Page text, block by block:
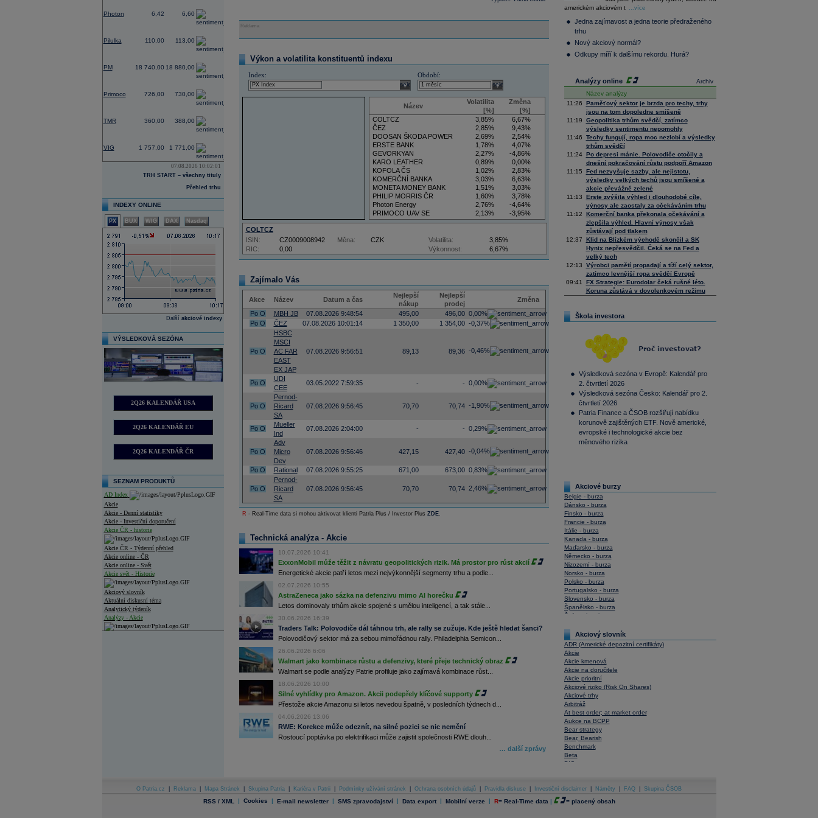
Photon 6,42 6,60
Pilulka 110,00 113,00
PM 18 740,00 18 880,00
Primoco 726,00 730,00
TMR 360,00 388,00
VIG 1 757,00 1 771,00
07.08.2026 10:02:01
TRH START – všechny tituly
Přehled trhu
INDEXY ONLINE
PX BUX WIG DAX Nasdaq
Další akciové indexy
VÝSLEDKOVÁ SEZÓNA
2Q26 KALENDÁŘ USA
2Q26 KALENDÁŘ EU
2Q26 KALENDÁŘ ČR
SEZNAM PRODUKTŮ
AD Index
Akcie
Akcie - Denní statistiky
Akcie - Investiční doporučení
Akcie ČR - historie
Akcie ČR - Týdenní přehled
Akcie online - ČR
Akcie online - Svět
Akcie svět - Historie
Akciový slovník
Aktuální diskusní téma
Analytický týdeník
Analýzy - Akcie
Archiv - Měnová politika
Reklama
Výkon a volatilita konstituentů indexu
Index:
select
Období:
select
Název
Volatilita
[%]
Změna
[%]
COLTCZ
3,85%
6,67%
ČEZ
2,85%
9,43%
DOOSAN ŠKODA POWER
2,69%
2,54%
ERSTE BANK
1,78%
4,07%
GEVORKYAN
2,27%
-4,86%
KARO LEATHER
0,89%
0,00%
KOFOLA ČS
1,02%
2,83%
KOMERČNÍ BANKA
3,03%
6,63%
MONETA MONEY BANK
1,51%
3,03%
PHILIP MORRIS ČR
1,60%
3,78%
Photon Energy
2,76%
-4,64%
PRIMOCO UAV SE
2,13%
-3,95%
VIG
3,50%
5,88%
COLTCZ
RIC: 0,00
ISIN: CZ0009008942 Měna: CZK Volatilita:
3,85%
Výkonnost:
6,67%
Zajímalo Vás
Akce Název Datum a čas
Nejlepší
nákup
Nejlepší
prodej
Změna
Po O MBH JB 07.08.2026 9:48:54 495,00 496,00 0,00%
Po O ČEZ 07.08.2026 10:01:14 1 350,00 1 354,00 -0,37%
Po O
HSBC
MSCI
AC FAR
EAST
EX JAP
07.08.2026 9:56:51 89,13 89,36 -0,46%
Po O
UDI
CEE
03.05.2022 7:59:35 - - 0,00%
Po O
Pernod-
Ricard
SA
07.08.2026 9:56:45 70,70 70,74 -1,90%
Po O
Mueller
Ind
07.08.2026 2:04:00 - - 0,29%
Po O
Adv
Micro
Dev
07.08.2026 9:56:46 427,15 427,40 -0,04%
Po O Rational 07.08.2026 9:55:25 671,00 673,00 0,83%
Po O
Pernod-
Ricard
SA
07.08.2026 9:56:45 70,70 70,74 2,46%
R - Real-Time data si mohou aktivovat klienti Patria Plus / Investor Plus ZDE.
Technická analýza - Akcie
10.07.2026 10:41
ExxonMobil může těžit z návratu geopolitických rizik. Má prostor pro růst akcií
Energetické akcie patří letos mezi nejvýkonnější segmenty trhu a podle...
02.07.2026 10:55
AstraZeneca jako sázka na defenzivu mimo AI horečku
Letos dominovaly trhům akcie spojené s umělou inteligencí, a tak stále...
30.06.2026 16:39
Traders Talk: Polovodiče dál táhnou trh, ale rally se zužuje. Kde ještě hledat šanci?
Polovodičový sektor má za sebou mimořádnou rally. Philadelphia Semicon...
26.06.2026 6:06
Walmart jako kombinace růstu a defenzivy, které přeje technický obraz
Walmart se podle analýzy Patrie profiluje jako zajímavá kombinace růst...
18.06.2026 10:00
Silné vyhlídky pro Amazon. Akcii podepřely klíčové supporty
Přestože akcie Amazonu si letos nevedou špatně, v posledních týdnech d...
04.06.2026 13:06
RWE: Korekce může odeznít, na silné pozici se nic nemění
Rostoucí poptávka po elektrifikaci může zajistit společnosti RWE dlouh...
… další zprávy
Composite
36 128,57 -0,05
XETRA
Tecdax
Performance
index
americkém akciovém t
...více
Jedna zajímavost a jedna teorie předraženého
trhu
Nový akciový normál?
Odkupy míří k dalšímu rekordu. Hurá?
Archiv
Analýzy online
Název analýzy
11:26
Paměťový sektor je brzda pro techy, trhy
jsou na tom dopoledne smíšeně
11:19
Geopolitika trhům svědčí, zatímco
výsledky sentimentu nepomohly
11:46
Techy fungují, ropa moc nezlobí a výsledky
trhům svědčí
11:24
Po depresi mánie. Polovodiče otočily a
dnešní pokračování růstu podpoří Amazon
11:15
Fed nezvyšuje sazby, ale nejistotu,
výsledky velkých techů jsou smíšené a
akcie převážně zelené
11:13
Erste zvýšila výhled i dlouhodobé cíle,
výnosy ale zaostaly za očekáváním trhu
11:12
Komerční banka překonala očekávání a
zlepšila výhled. Hlavní výnosy však
zůstávají pod tlakem
12:37
Klid na Blízkém východě skončil a SK
Hynix nepřesvědčil. Čeká se na Fed a
velký tech
12:13
Výrobci pamětí propadají a tíží celý sektor,
zatímco levnější ropa svědčí Evropě
09:41
FX Strategie: Eurodolar čeká rušné léto.
Koruna zůstává v dovolenkovém režimu
Škola investora
Výsledková sezóna v Evropě: Kalendář pro
2. čtvrtletí 2026
Výsledková sezóna Česko: Kalendář pro 2.
čtvrtletí 2026
Patria Finance a ČSOB rozšiřují nabídku
korunově zajištěných ETF. Nově americké,
evropské i technologické akcie bez
měnového rizika
Akciové burzy
Belgie - burza
Dánsko - burza
Finsko - burza
Francie - burza
Itálie - burza
Kanada - burza
Maďarsko - burza
Německo - burza
Nizozemí - burza
Norsko - burza
Polsko - burza
Portugalsko - burza
Slovensko - burza
Španělsko - burza
Švýcarsko - burza
Akciový slovník
ADR (Americké depozitní certifikáty)
Akcie
Akcie kmenová
Akcie na doručitele
Akcie prioritní
Akciové riziko (Risk On Shares)
Akciové trhy
Arbitráž
At best order; at market order
Aukce na BCPP
Bear strategy
Bear, Bearish
Benchmark
Beta
BIC
Bonita
Book To Bill Ratio
Book Value
O Patria.cz Reklama Mapa Stránek Skupina Patria Kariéra v Patrii Podmínky užívání stránek Ochrana osobních údajů Pravidla diskuse Investiční disclaimer Náměty FAQ Skupina ČSOB
RSS / XML | Cookies | E-mail newsletter | SMS zpravodajství | Data export | Mobilní verze | R= Real-Time data | = placený obsah